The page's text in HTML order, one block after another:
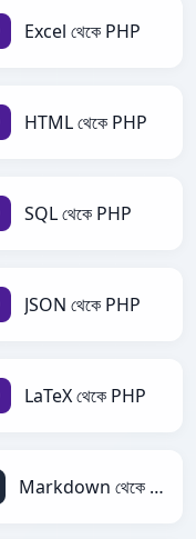
Excel থেকে PHP
HTML থেকে PHP
SQL থেকে PHP
JSON থেকে PHP
LaTeX থেকে PHP
Markdown থেকে ASCII